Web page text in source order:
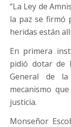
“La Ley de
la paz se firmó
heridas están
En primera
pidió dotar de
General de
mecanismo
justicia.
Monseñor